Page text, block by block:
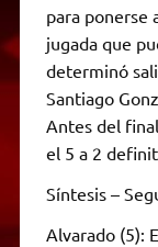
para ponerse
jugada que
determinó
Santiago
Antes del
el 5 a 2
Síntesis –
Alvarado (5):